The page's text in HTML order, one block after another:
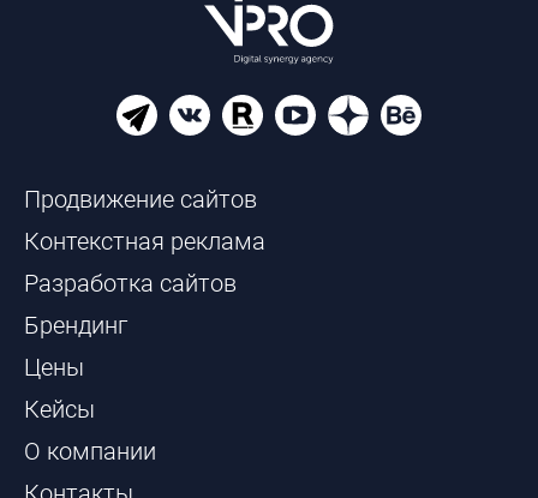
Продвижение сайтов
Контекстная реклама
Разработка сайтов
Брендинг
Цены
Кейсы
О компании